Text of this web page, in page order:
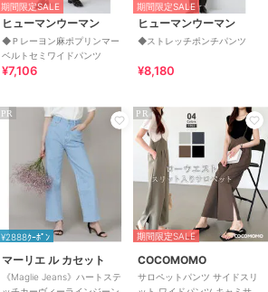
期間限定SALE
ヒューマンウーマン
◆Ｐレーヨン麻ポプリンマー
ベルトセミワイドパンツ
¥7,106
期間限定SALE
ヒューマンウーマン
◆ストレッチポンチパンツ
¥8,180
PR
¥2888ｸｰﾎﾟﾝ
マーリエ ル カセット
《Maglie Jeans》ハートステ
PR
期間限定SALE
COCOMOMO
サロペットパンツ サイドスリ